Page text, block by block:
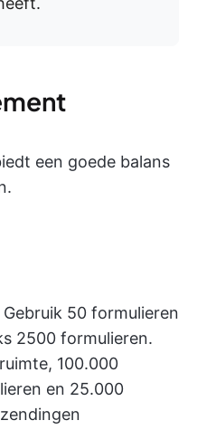
een goede balans
Gebruik 50 formulieren
2500 formulieren.
100.000
en 25.000